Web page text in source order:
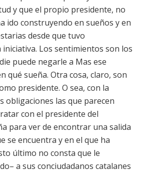
y que el propio presidente, no
ido construyendo en sueños y en
desde que tuvo
Los sentimientos son los
puede negarle a Mas ese
qué sueña. Otra cosa, claro, son
presidente. O sea, con la
obligaciones las que parecen
con el presidente del
para ver de encontrar una salida
se encuentra y en el que ha
último no consta que le
a sus conciudadanos catalanes